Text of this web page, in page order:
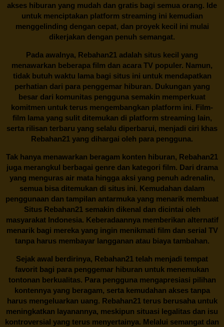
akses hiburan yang mudah dan gratis bagi semua orang. Ide
untuk menciptakan platform streaming ini kemudian
menggelinding dengan cepat, dan proyek kecil ini mulai
dikerjakan dengan penuh semangat.
Pada awalnya, Rebahan21 adalah situs kecil yang
menawarkan beberapa film dan acara TV populer. Namun,
tidak butuh waktu lama bagi situs ini untuk mendapatkan
perhatian dari para penggemar hiburan. Dukungan yang
besar dari komunitas pengguna semakin memperkuat
komitmen untuk terus mengembangkan platform ini. Film-
film lama yang sulit ditemukan di platform streaming lain,
serta rilisan terbaru yang selalu diperbarui, menjadi ciri khas
Rebahan21 yang dihargai oleh para pengguna.
Tak hanya menawarkan beragam konten hiburan, Rebahan21
juga merangkul berbagai genre dan kategori film. Dari drama
yang menguras air mata hingga aksi yang penuh adrenalin,
semua bisa ditemukan di situs ini. Kemudahan dalam
penggunaan dan tampilan antarmuka yang menarik membuat
Situs Rebahan21semakin dikenal dan dicintai oleh
masyarakat Indonesia. Keberadaannya memberikan alternatif
menarik bagi mereka yang ingin menikmati film dan serial TV
tanpa harus membayar langganan atau biaya tambahan.
Sejak awal berdirinya, Rebahan21 telah menjadi tempat
favorit bagi para penggemar hiburan untuk menemukan
tontonan berkualitas. Para pengguna mengapresiasi pilihan
kontennya yang beragam, serta kemudahan akses tanpa
harus mengeluarkan uang. Rebahan21terus berusaha untuk
meningkatkan layanannya, meskipun situasi legalitas dan isu
kontroversial yang terus menyertainya. Melalui semangat dan